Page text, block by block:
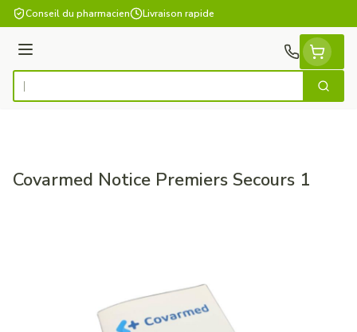
Aller au contenu
Conseil du pharmacien Livraison rapide
Menu
Rechercher
Covarmed Notice Premiers Secours 1